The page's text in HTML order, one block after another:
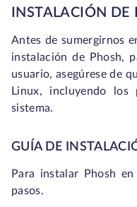
INSTALACIÓN
Antes de sumergirnos
instalación de Phosh,
usuario, asegúrese de
Linux, incluyendo los
sistema.
GUÍA DE
Para instalar Phosh
pasos.